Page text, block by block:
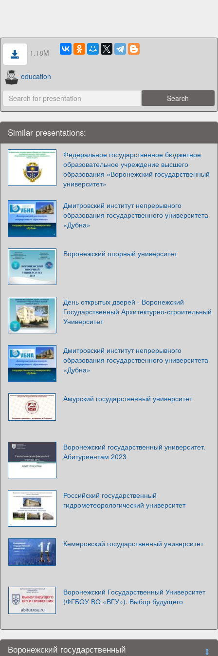
1.18M
education
Similar presentations:
Федеральное государственное бюджетное
образовательное учреждение высшего
образования «Воронежский государственный
университет»
Дмитровский институт непрерывного
образования государственного университета
«Дубна»
Воронежский опорный университет
День открытых дверей - Воронежский
Государственный Архитектурно-строительный
Университет
Дмитровский институт непрерывного
образования государственного университета
«Дубна»
Амурский государственный университет
Воронежский государственный университет.
Абитуриентам 2023
Российский государственный
гидрометеорологический университет
Кемеровский государственный университет
Воронежский Государственный Университет
(ФГБОУ ВО «ВГУ»). Выбор будущего
Воронежский государственный